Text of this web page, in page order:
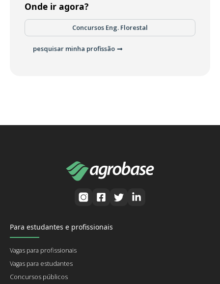
Onde ir agora?
Concursos Eng. Florestal
pesquisar minha profissão
Para estudantes e profissionais
Vagas para profissionais
Vagas para estudantes
Concursos públicos